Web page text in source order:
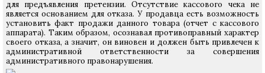
для предъявления претензии. Отсутствие кассового чека не
является основанием для отказа. У продавца есть возможность
установить факт продажи данного товара (отчет с кассового
аппарата). Таким образом, осознавал противоправный характер
своего отказа, а значит, он виновен и должен быть привлечен к
административной ответственности за совершения
административного правонарушения.